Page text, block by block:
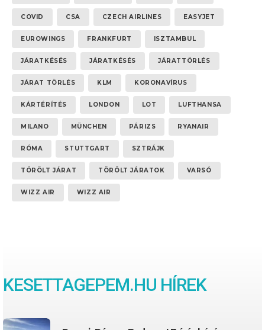
COVID CSA CZECH AIRLINES EASYJET
EUROWINGS FRANKFURT ISZTAMBUL
JÁRATKÉSÉS JÁRATKÉSÉS JÁRATTÖRLÉS
JÁRAT TÖRLÉS KLM KORONAVÍRUS
KÁRTÉRÍTÉS LONDON LOT LUFTHANSA
MILANO MÜNCHEN PÁRIZS RYANAIR
RÓMA STUTTGART SZTRÁJK
TÖRÖLT JÁRAT TÖRÖLT JÁRATOK VARSÓ
WIZZ AIR WIZZ AIR
KESETTAGEPEM.HU HÍREK